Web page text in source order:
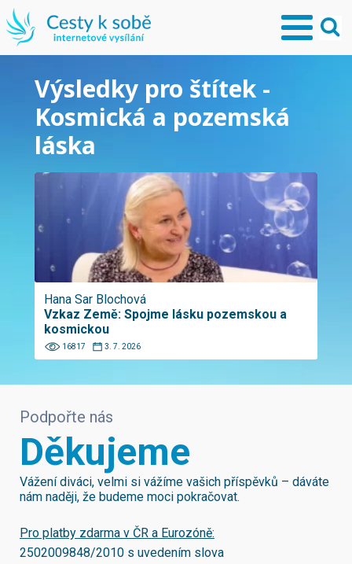
Výsledky pro štítek -
Kosmická a pozemská
láska
Hana Sar Blochová
Vzkaz Země: Spojme lásku pozemskou a
kosmickou
16817 3. 7. 2026
Podpořte nás
Děkujeme
Vážení diváci, velmi si vážíme vašich příspěvků – dáváte
nám naději, že budeme moci pokračovat.
Pro platby zdarma v ČR a Eurozóně:
2502009848/2010 s uvedením slova